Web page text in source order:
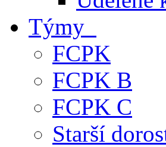
Týmy
FCPK
FCPK B
FCPK C
Starší